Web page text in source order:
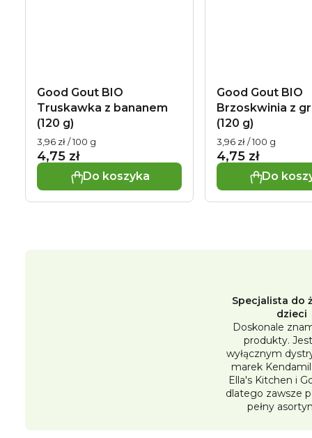
Good Gout BIO
Truskawka z bananem
(120 g)
4,75 zł
Cena
jednostkowa:
3,96 zł / 100 g
Do koszyka
Good Gout BIO
Brzoskwinia z
(120 g)
4,75 zł
Cena
jednostkowa:
3,96 zł / 100 g
Do
Specjalista do
dzieci
Doskonale
produkty.
wyłącznym
marek
Ella's Kitchen i
dlatego zawsze
pełny